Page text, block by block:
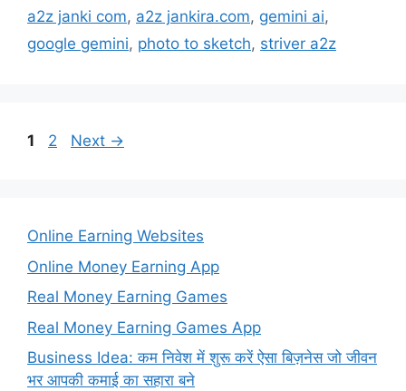
a2z janki com, a2z jankira.com, gemini ai,
google gemini, photo to sketch, striver a2z
Page
1 Page
2 Next →
Online Earning Websites
Online Money Earning App
Real Money Earning Games
Real Money Earning Games App
Business Idea: कम निवेश में शुरू करें ऐसा बिज़नेस जो जीवन
भर आपकी कमाई का सहारा बने